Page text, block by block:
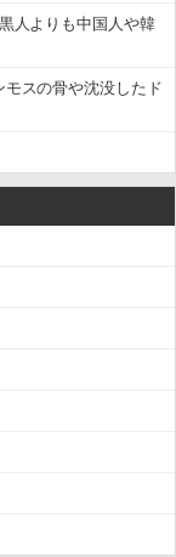
人よりも中国人や韓
スの骨や沈没したド